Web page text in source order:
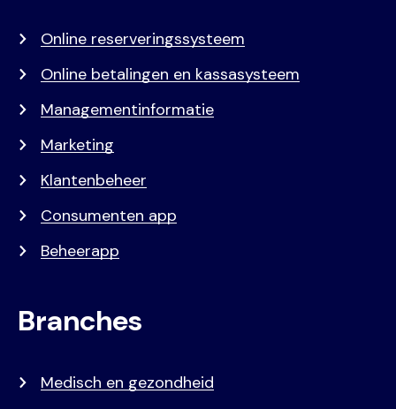
Online reserveringssysteem
Online betalingen en kassasysteem
Managementinformatie
Marketing
Klantenbeheer
Consumenten app
Beheerapp
Branches
Medisch en gezondheid